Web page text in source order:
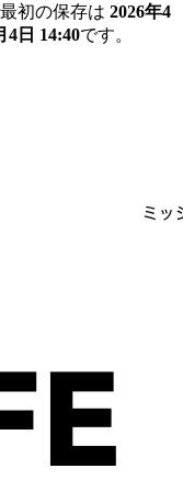
初の保存は 2026年4
4日 14:40です。